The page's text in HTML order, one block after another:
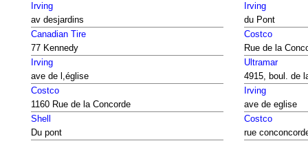
Irving
av desjardins
Irving
du Pont
Canadian Tire
77 Kennedy
Costco
Rue de la
Irving
ave de l,église
Ultramar
4915, boul. de
Costco
1160 Rue de la Concorde
Irving
ave de eglise
Shell
Du pont
Costco
rue